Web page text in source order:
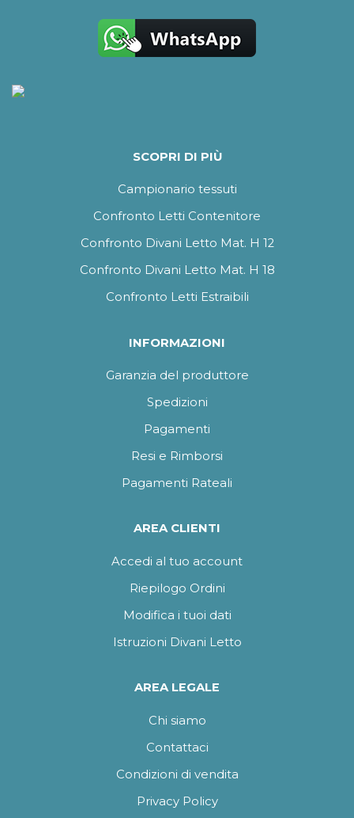
SCOPRI DI PIÙ
Campionario tessuti
Confronto Letti Contenitore
Confronto Divani Letto Mat. H 12
Confronto Divani Letto Mat. H 18
Confronto Letti Estraibili
INFORMAZIONI
Garanzia del produttore
Spedizioni
Pagamenti
Resi e Rimborsi
Pagamenti Rateali
AREA CLIENTI
Accedi al tuo account
Riepilogo Ordini
Modifica i tuoi dati
Istruzioni Divani Letto
AREA LEGALE
Chi siamo
Contattaci
Condizioni di vendita
Privacy Policy